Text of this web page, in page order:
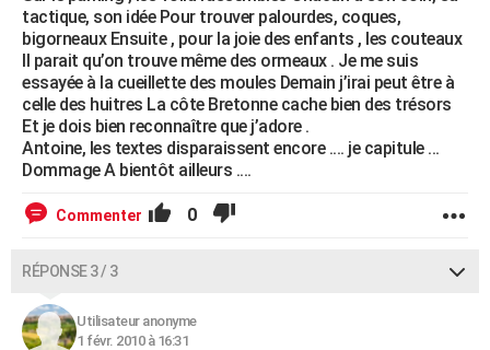
tactique, son idée Pour trouver palourdes, coques,
bigorneaux Ensuite , pour la joie des enfants , les couteaux
Il parait qu’on trouve même des ormeaux . Je me suis
essayée à la cueillette des moules Demain j’irai peut être à
celle des huitres La côte Bretonne cache bien des trésors
Et je dois bien reconnaître que j’adore .
Antoine, les textes disparaissent encore .... je capitule ...
Dommage A bientôt ailleurs ....
Commenter 0
RÉPONSE 3 / 3
Utilisateur anonyme
1 févr. 2010 à 16:31